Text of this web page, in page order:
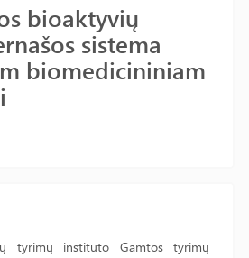
bioaktyvių
sistema
biomedicininiam
tyrimų instituto Gamtos tyrimų